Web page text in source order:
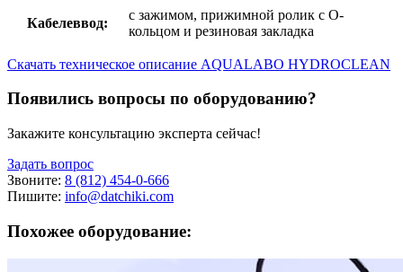
Кабелеввод:
с зажимом, прижимной ролик с О-
кольцом и резиновая закладка
Скачать техническое описание AQUALABO HYDROCLEAN
Появились вопросы по оборудованию?
Закажите консультацию эксперта сейчас!
Задать вопрос
Звоните: 8 (812) 454-0-666
Пишите: info@datchiki.com
Похожее оборудование: